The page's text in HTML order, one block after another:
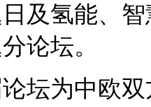
及氢能、
论坛。
为中欧双